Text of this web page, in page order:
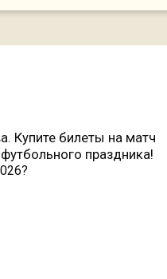
Купите билеты на матч
праздника!